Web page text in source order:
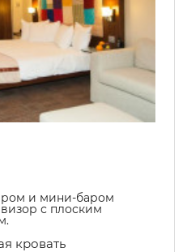
и мини-баром
с плоским
кровать